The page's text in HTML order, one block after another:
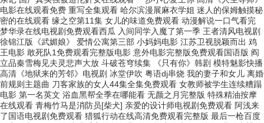
电影在线观看免费 重写全集观看 哈尔滨漫展麻衣学姐 迷人的保姆触摸秘
密的在线观看 缘之空第11集 女儿的味道免费观看 动漫解说一口气看完
梦华录在线电视剧免费观看西瓜 入间同学入魔了第一季 王者清风电视剧
徐锦江版《武媚娘》 爱情公寓第三部 小妈妈电影 江苏卫视脱颖而出 鸡
王电影 敢死队1免费观看完整版电影 意外电影完整版免费观看国语版 阎
立品秦雪梅见夫灵悲声大放 斗破苍穹续集 《只有你》韩剧 模特魅影快播
高清《地狱来的芳邻》电视剧 冰堂伊吹 粤语dj串烧 我的妻子和女儿 离婚
前规则主题曲 刀客家族的女人44集全集免费观看 女教师被学生连续糟蹋
电影 第一名英文 浴血黑帮全季在哪能看 无颜之月完整版 特殊精油按摩
在线观看 青梅竹马是消防员[柴犬] 亲爱的设计师电视剧免费观看 阿浅来
了国语电视剧免费观看 猎狐行动在线高清免费观看完整版 最后一枪百度